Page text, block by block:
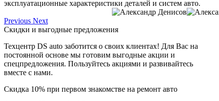
эксплуатационные характеристики деталей и систем авто.
Previous Next
Скидки и выгодные предложения
Техцентр DS auto заботится о своих клиентах! Для Вас на
постоянной основе мы готовим выгодные акции и
спецпредложения. Пользуйтесь акциями и развивайтесь
вместе с нами.
Скидка 10% при первом знакомстве на ремонт авто